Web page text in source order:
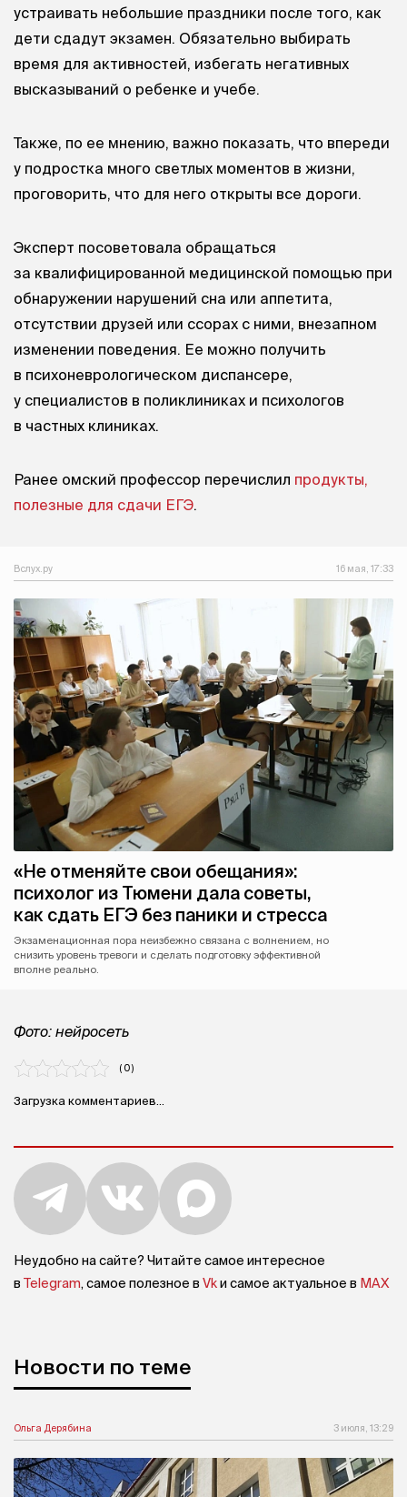
устраивать небольшие праздники после того, как
дети сдадут экзамен. Обязательно выбирать
время для активностей, избегать негативных
высказываний о ребенке и учебе.
Также, по ее мнению, важно показать, что впереди
у подростка много светлых моментов в жизни,
проговорить, что для него открыты все дороги.
Эксперт посоветовала обращаться
за квалифицированной медицинской помощью при
обнаружении нарушений сна или аппетита,
отсутствии друзей или ссорах с ними, внезапном
изменении поведения. Ее можно получить
в психоневрологическом диспансере,
у специалистов в поликлиниках и психологов
в частных клиниках.
Ранее омский профессор перечислил продукты,
полезные для сдачи ЕГЭ.
Вслух.ру 16 мая, 17:33
«Не отменяйте свои обещания»:
психолог из Тюмени дала советы,
как сдать ЕГЭ без паники и стресса
Экзаменационная пора неизбежно связана с волнением, но
снизить уровень тревоги и сделать подготовку эффективной
вполне реально.
Фото: нейросеть
( 0 )
Загрузка комментариев...
Неудобно на сайте? Читайте самое интересное
в Telegram, самое полезное в Vkи самое актуальное в MAX
Новости по теме
Ольга Дерябина 3 июля, 13:29